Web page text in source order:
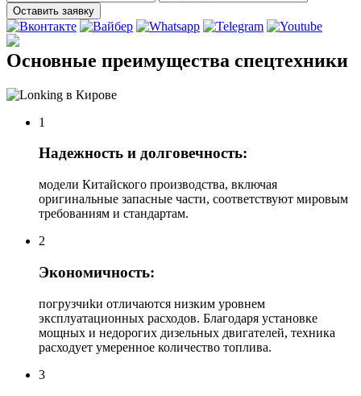
Оставить заявку
Основные преимущества спецтехники
1
Надежность и долговечность:
модели Китайского производства, включая
оригинальные запасные части, соответствуют мировым
требованиям и стандартам.
2
Экономичность:
погрузчиkи отличаются низким уровнем
эксплуатационных расходов. Благодаря установке
мощных и недорогих дизельных двигателей, техника
расходует умеренное количество топлива.
3